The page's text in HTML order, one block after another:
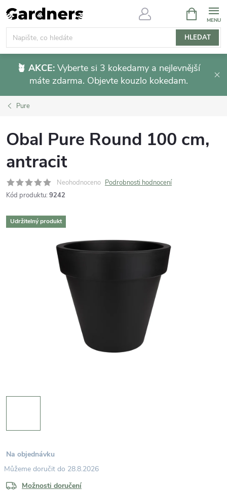
Přejít
na
obsah
HLEDAT
NÁKUPNÍ
KOŠÍK
🪴 AKCE: Vyberte si 3 kokedamy a nejlevnější
máte zdarma. Objevte kouzlo kokedam.
Pure
Obal Pure Round 100 cm,
antracit
Neohodnoceno Podrobnosti hodnocení
Kód produktu: 9242
Udržitelný produkt
Na objednávku
28.8.2026
Možnosti doručení